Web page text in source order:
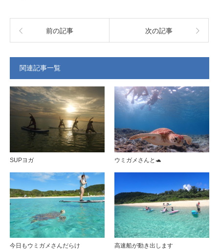
前の記事 次の記事
関連記事一覧
SUPヨガ ウミガメさんと🐢
今日もウミガメさんだらけ 高速船が動き出します